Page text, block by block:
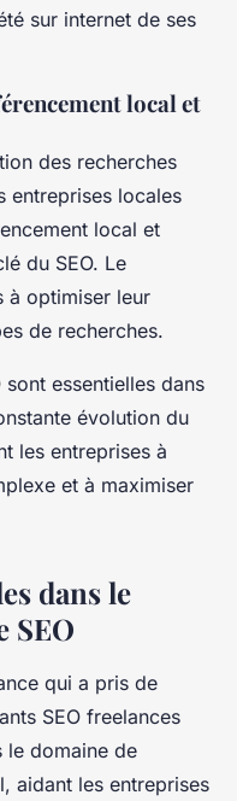
sur internet de ses
local et
des recherches
entreprises locales
local et
du SEO. Le
à optimiser leur
de recherches.
essentielles dans
évolution du
les entreprises à
et à maximiser
dans le
SEO
qui a pris de
SEO freelances
le domaine de
aidant les entreprises